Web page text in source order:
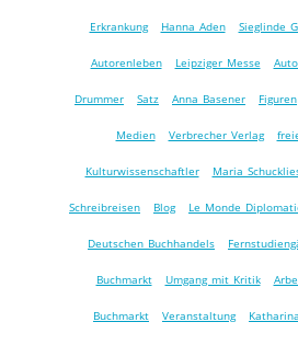
Erkrankung Hanna Aden Sieglinde
Autorenleben Leipziger Messe
Drummer Satz Anna Basener Figuren
Medien Verbrecher Verlag
Kulturwissenschaftler Maria
Schreibreisen Blog Le Monde
Deutschen Buchhandels
Buchmarkt Umgang mit Kritik
Buchmarkt Veranstaltung